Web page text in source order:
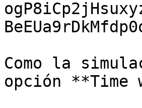
Como la
opción **Time